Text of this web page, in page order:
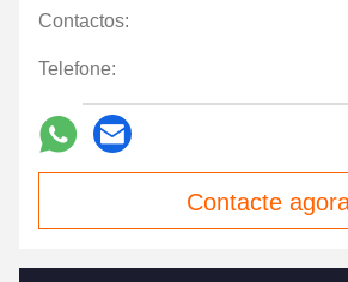
Contactos:
Telefone:
Contacte